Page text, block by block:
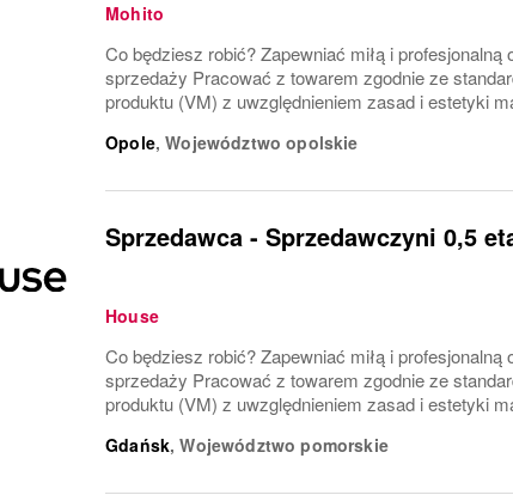
Mohito
Co będziesz robić? Zapewniać miłą i
sprzedaży Pracować z towarem zgodnie ze
produktu (VM) z uwzględnieniem zasad i estetyki
Opole,Województwo opolskie
Sprzedawca - Sprzedawczyni 0,5
House
Co będziesz robić? Zapewniać miłą i
sprzedaży Pracować z towarem zgodnie ze
produktu (VM) z uwzględnieniem zasad i estetyki
Gdańsk,Województwo pomorskie